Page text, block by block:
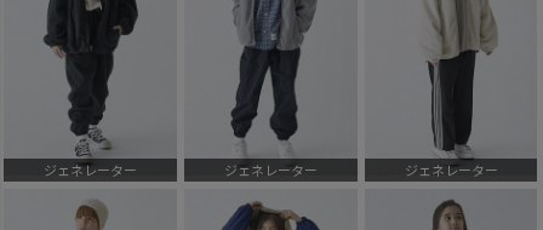
ジェネレーター ジェネレーター ジェネレーター